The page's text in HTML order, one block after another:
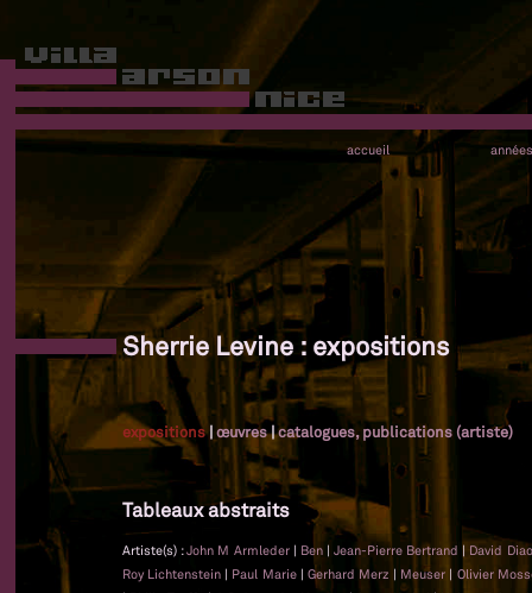
accueil années
Sherrie Levine : expositions
expositions|œuvres|catalogues, publications (artiste)
Tableaux abstraits
Artiste(s) :John M Armleder | Ben | Jean-Pierre Bertrand | David
Roy Lichtenstein | Paul Marie | Gerhard Merz | Meuser | Olivier